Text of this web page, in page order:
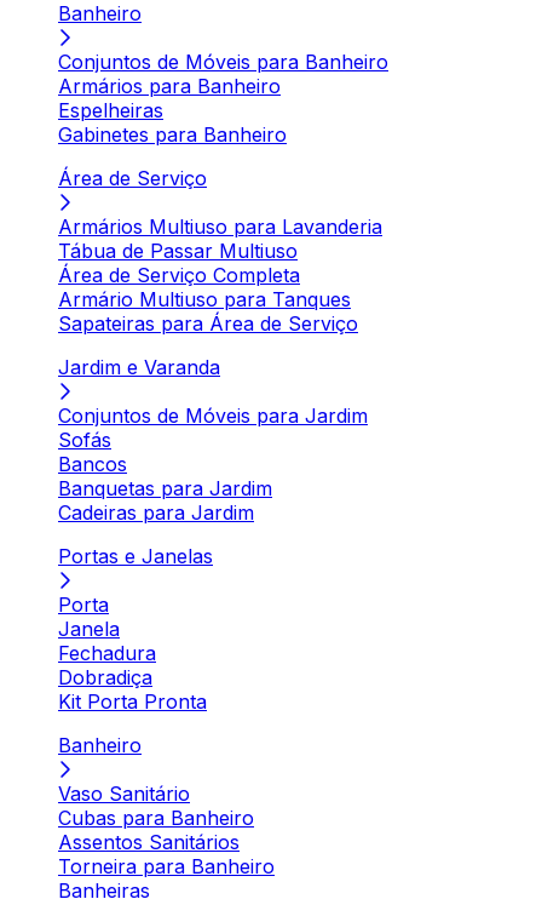
Banheiro
Conjuntos de Móveis para Banheiro
Armários para Banheiro
Espelheiras
Gabinetes para Banheiro
Área de Serviço
Armários Multiuso para Lavanderia
Tábua de Passar Multiuso
Área de Serviço Completa
Armário Multiuso para Tanques
Sapateiras para Área de Serviço
Jardim e Varanda
Conjuntos de Móveis para Jardim
Sofás
Bancos
Banquetas para Jardim
Cadeiras para Jardim
Portas e Janelas
Porta
Janela
Fechadura
Dobradiça
Kit Porta Pronta
Banheiro
Vaso Sanitário
Cubas para Banheiro
Assentos Sanitários
Torneira para Banheiro
Banheiras